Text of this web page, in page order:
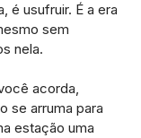
é usufruir. É a era
sem
nela.
acorda,
se arruma para
estação uma